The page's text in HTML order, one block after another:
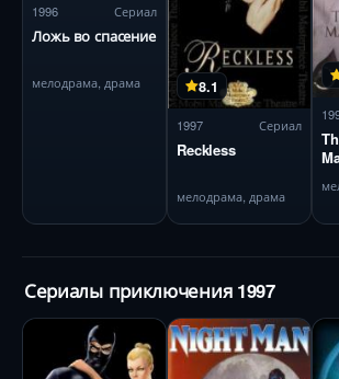
1996 Сериал
Ложь во спасение
мелодрама, драма 8.1
1997 Сериал
Reckless
мелодрама, драма
Сериалы приключения 1997